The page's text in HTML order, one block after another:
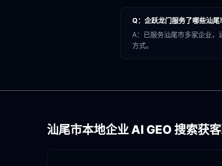
Q： 企跃龙门服务了哪些汕尾
A： 已服务汕尾市多家企业
方式。
汕尾市本地企业 AI GEO 搜索获